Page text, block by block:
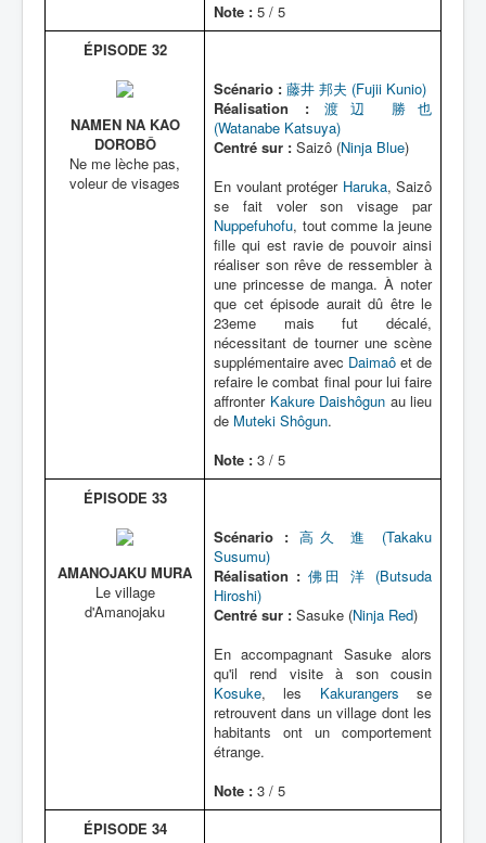
Note : 5 / 5
ÉPISODE 32
NAMEN NA KAO
DOROBÔ
Ne me lèche pas,
voleur de visages
Scénario : 藤井 邦夫 (Fujii Kunio)
Réalisation :
渡辺 勝也
(Watanabe Katsuya)
Centré sur : Saizô (Ninja Blue)
En voulant protéger Haruka, Saizô
se fait voler son visage par
Nuppefuhofu, tout comme la jeune
fille qui est ravie de pouvoir ainsi
réaliser son rêve de ressembler à
une princesse de manga. À noter
que cet épisode aurait dû être le
23eme mais fut décalé,
nécessitant de tourner une scène
supplémentaire avec Daimaô et de
refaire le combat final pour lui faire
affronter Kakure Daishôgun au lieu
de Muteki Shôgun.
Note : 3 / 5
ÉPISODE 33
AMANOJAKU MURA
Le village
d'Amanojaku
Scénario : 高久 進 (Takaku
Susumu)
Réalisation : 佛田 洋 (Butsuda
Hiroshi)
Centré sur : Sasuke (Ninja Red)
En accompagnant Sasuke alors
qu'il rend visite à son cousin
Kosuke, les Kakurangers se
retrouvent dans un village dont les
habitants ont un comportement
étrange.
Note : 3 / 5
ÉPISODE 34